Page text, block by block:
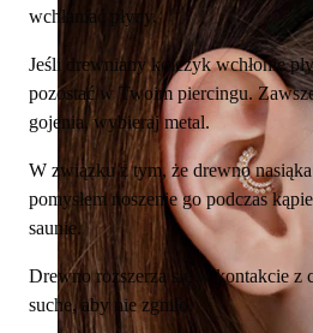
wchłaniać płyny.
Jeśli drewniany kolczyk wchłonie
pozostać w Twoim piercingu.
gojenia, wybieraj metal.
W związku z tym, że drewno
pomysłem noszenie go podczas
saunie.
Drewno rozszerza się w kontakcie z
suche, aby nie zgniło.